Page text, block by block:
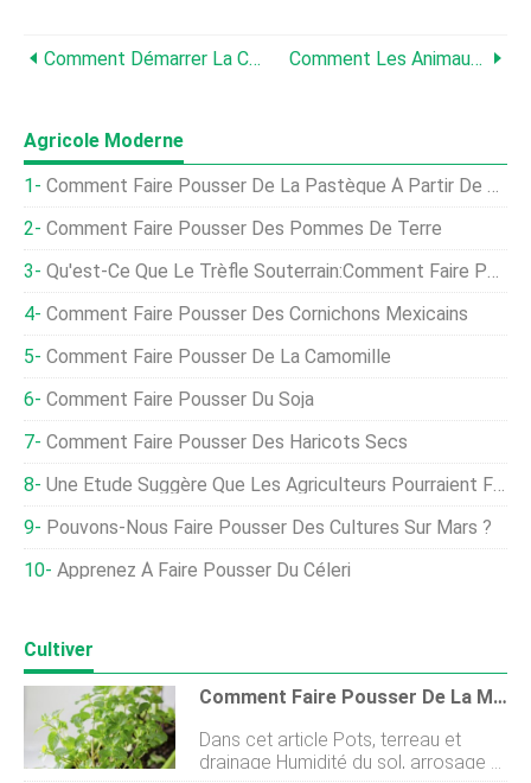
Comment Démarrer La Culture Hydroponique :tout Ce Que Vous Devez Savoir Sur Le Système Hydroponique Comment Les Animaux De La Ferme Nous Aident-Ils Et À Quoi Servent-Ils ?
Agricole Moderne
Comment Faire Pousser De La Pastèque À Partir De Graines :un Guide Étape Par Étape
Comment Faire Pousser Des Pommes De Terre
Qu'est-Ce Que Le Trèfle Souterrain:Comment Faire Pousser Des Cultures De Couverture De Trèfle Souterrain
Comment Faire Pousser Des Cornichons Mexicains
Comment Faire Pousser De La Camomille
Comment Faire Pousser Du Soja
Comment Faire Pousser Des Haricots Secs
Une Étude Suggère Que Les Agriculteurs Pourraient Faire Pousser Des Cultures Sur Mars
Pouvons-Nous Faire Pousser Des Cultures Sur Mars ?
Apprenez À Faire Pousser Du Céleri
Cultiver
Comment Faire Pousser De La Menthe À L'intérieur
Dans cet article Pots, terreau et
drainage Humidité du sol, arrosage et